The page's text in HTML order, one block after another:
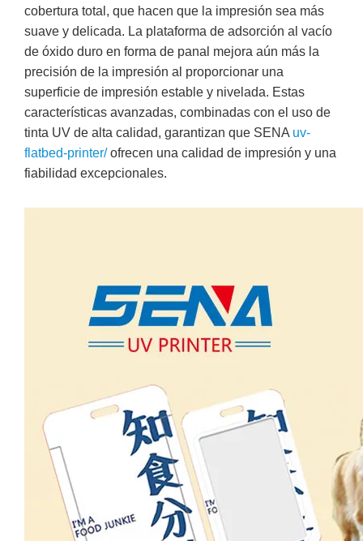
cobertura total, que hacen que la impresión sea más
suave y delicada. La plataforma de adsorción al vacío
de óxido duro en forma de panal mejora aún más la
precisión de la impresión al proporcionar una
superficie de impresión estable y nivelada. Estas
características avanzadas, combinadas con el uso de
tinta UV de alta calidad, garantizan que SENA uv-
flatbed-printer/ofrecen una calidad de impresión y una
fiabilidad excepcionales.